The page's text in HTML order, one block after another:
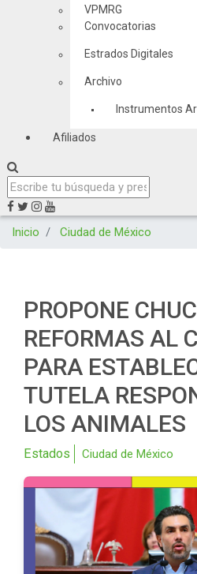
VPMRG
Convocatorias
Estrados Digitales
Archivo
Instrumentos
Afiliados
Inicio Ciudad de México
PROPONE
REFORMAS AL
PARA
TUTELA
LOS ANIMALES
Estados Ciudad de México